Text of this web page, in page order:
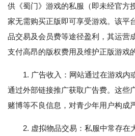
供《蜀门》游戏的私服（即未经官方
家无需购买正版即可享受游戏。该平
品交易及会员费等途径盈利，其运营
支付高昂的版权费用及维护正版游戏
1. 广告收入：网站通过在游戏内
通过外部链接推广获取广告费。这些
赌博等不良信息，对青少年用户构成
2. 虚拟物品交易：私服中常存在